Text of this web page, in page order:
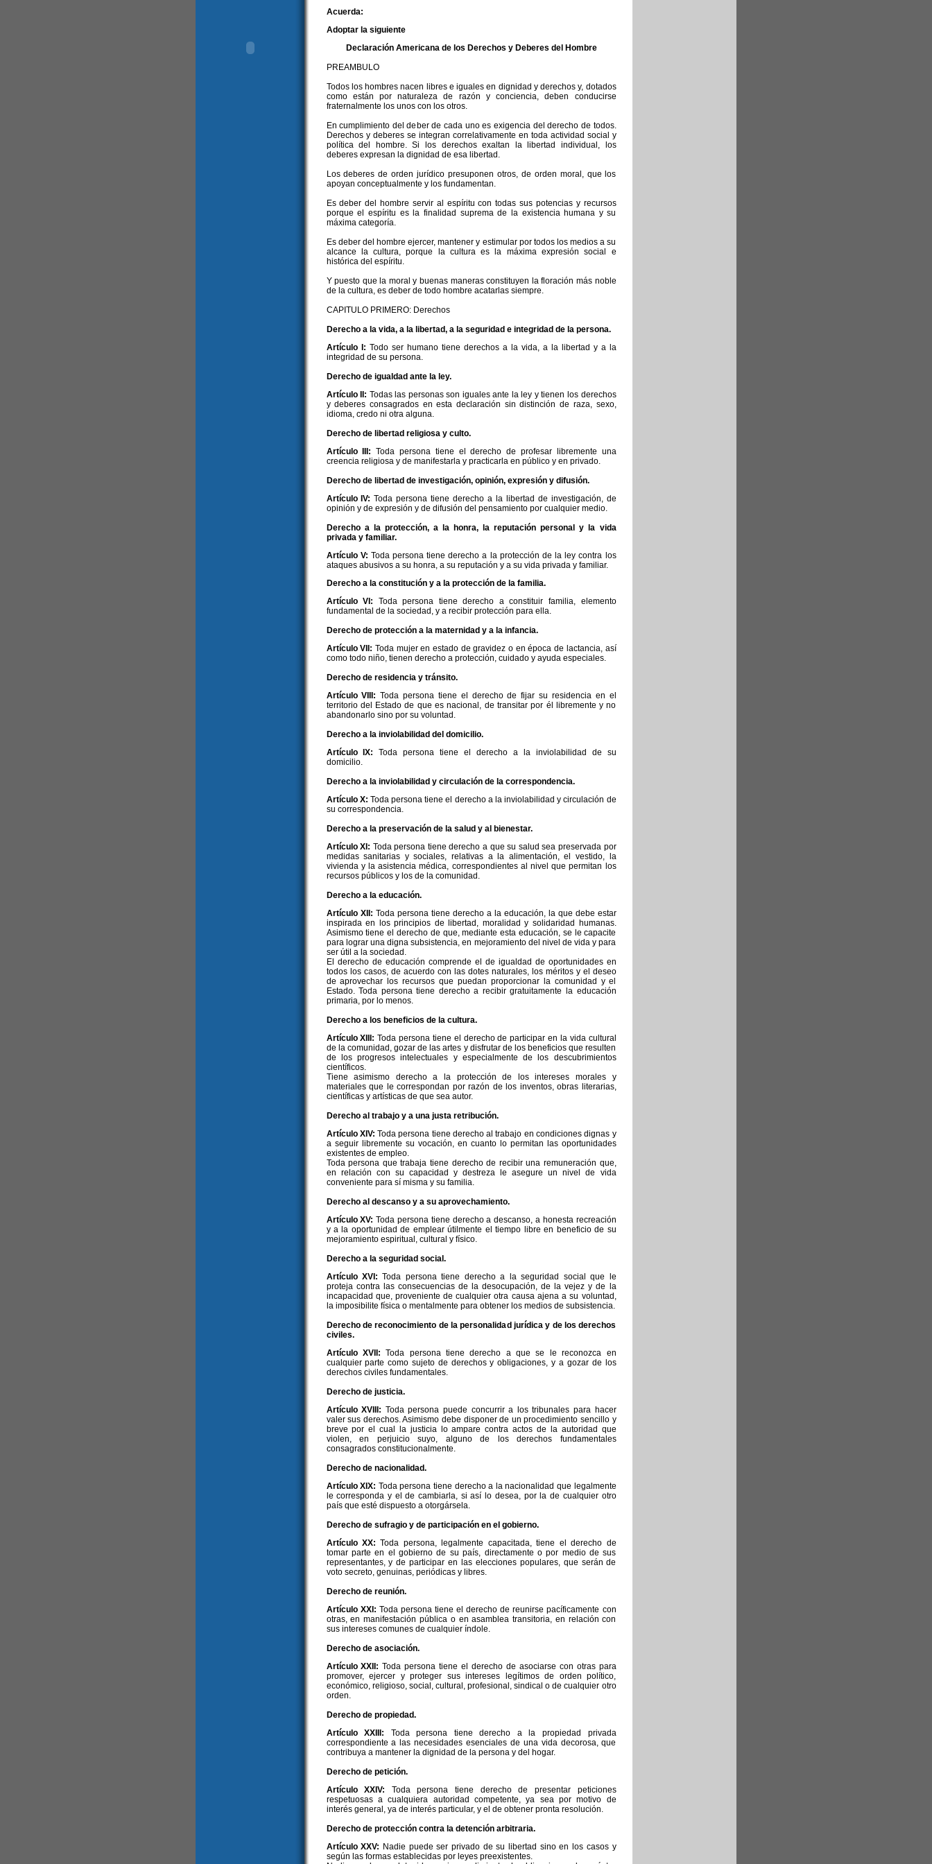
Acuerda:
Adoptar la siguiente
Declaración Americana de los Derechos y Deberes del Hombre
PREAMBULO
Todos los hombres nacen libres e iguales en dignidad y derechos y, dotados
como están por naturaleza de razón y conciencia, deben conducirse
fraternalmente los unos con los otros.
En cumplimiento del deber de cada uno es exigencia del derecho de todos.
Derechos y deberes se integran correlativamente en toda actividad social y
política del hombre. Si los derechos exaltan la libertad individual, los
deberes expresan la dignidad de esa libertad.
Los deberes de orden jurídico presuponen otros, de orden moral, que los
apoyan conceptualmente y los fundamentan.
Es deber del hombre servir al espíritu con todas sus potencias y recursos
porque el espíritu es la finalidad suprema de la existencia humana y su
máxima categoría.
Es deber del hombre ejercer, mantener y estimular por todos los medios a su
alcance la cultura, porque la cultura es la máxima expresión social e
histórica del espíritu.
Y puesto que la moral y buenas maneras constituyen la floración más noble
de la cultura, es deber de todo hombre acatarlas siempre.
CAPITULO PRIMERO: Derechos
Derecho a la vida, a la libertad, a la seguridad e integridad de la persona.
Artículo I: Todo ser humano tiene derechos a la vida, a la libertad y a la
integridad de su persona.
Derecho de igualdad ante la ley.
Artículo II: Todas las personas son iguales ante la ley y tienen los derechos
y deberes consagrados en esta declaración sin distinción de raza, sexo,
idioma, credo ni otra alguna.
Derecho de libertad religiosa y culto.
Artículo III:Toda persona tiene el derecho de profesar libremente una
creencia religiosa y de manifestarla y practicarla en público y en privado.
Derecho de libertad de investigación, opinión, expresión y difusión.
Artículo IV:Toda persona tiene derecho a la libertad de investigación, de
opinión y de expresión y de difusión del pensamiento por cualquier medio.
Derecho a la protección, a la honra, la reputación personal y la vida
privada y familiar.
Artículo V: Toda persona tiene derecho a la protección de la ley contra los
ataques abusivos a su honra, a su reputación y a su vida privada y familiar.
Derecho a la constitución y a la protección de la familia.
Artículo VI: Toda persona tiene derecho a constituir familia, elemento
fundamental de la sociedad, y a recibir protección para ella.
Derecho de protección a la maternidad y a la infancia.
Artículo VII: Toda mujer en estado de gravidez o en época de lactancia, así
como todo niño, tienen derecho a protección, cuidado y ayuda especiales.
Derecho de residencia y tránsito.
Artículo VIII:Toda persona tiene el derecho de fijar su residencia en el
territorio del Estado de que es nacional, de transitar por él libremente y no
abandonarlo sino por su voluntad.
Derecho a la inviolabilidad del domicilio.
Artículo IX:Toda persona tiene el derecho a la inviolabilidad de su
domicilio.
Derecho a la inviolabilidad y circulación de la correspondencia.
Artículo X: Toda persona tiene el derecho a la inviolabilidad y circulación de
su correspondencia.
Derecho a la preservación de la salud y al bienestar.
Artículo XI: Toda persona tiene derecho a que su salud sea preservada por
medidas sanitarias y sociales, relativas a la alimentación, el vestido, la
vivienda y la asistencia médica, correspondientes al nivel que permitan los
recursos públicos y los de la comunidad.
Derecho a la educación.
Artículo XII: Toda persona tiene derecho a la educación, la que debe estar
inspirada en los principios de libertad, moralidad y solidaridad humanas.
Asimismo tiene el derecho de que, mediante esta educación, se le capacite
para lograr una digna subsistencia, en mejoramiento del nivel de vida y para
ser útil a la sociedad.
El derecho de educación comprende el de igualdad de oportunidades en
todos los casos, de acuerdo con las dotes naturales, los méritos y el deseo
de aprovechar los recursos que puedan proporcionar la comunidad y el
Estado. Toda persona tiene derecho a recibir gratuitamente la educación
primaria, por lo menos.
Derecho a los beneficios de la cultura.
Artículo XIII:Toda persona tiene el derecho de participar en la vida cultural
de la comunidad, gozar de las artes y disfrutar de los beneficios que resulten
de los progresos intelectuales y especialmente de los descubrimientos
científicos.
Tiene asimismo derecho a la protección de los intereses morales y
materiales que le correspondan por razón de los inventos, obras literarias,
científicas y artísticas de que sea autor.
Derecho al trabajo y a una justa retribución.
Artículo XIV:Toda persona tiene derecho al trabajo en condiciones dignas y
a seguir libremente su vocación, en cuanto lo permitan las oportunidades
existentes de empleo.
Toda persona que trabaja tiene derecho de recibir una remuneración que,
en relación con su capacidad y destreza le asegure un nivel de vida
conveniente para sí misma y su familia.
Derecho al descanso y a su aprovechamiento.
Artículo XV:Toda persona tiene derecho a descanso, a honesta recreación
y a la oportunidad de emplear útilmente el tiempo libre en beneficio de su
mejoramiento espiritual, cultural y físico.
Derecho a la seguridad social.
Artículo XVI:Toda persona tiene derecho a la seguridad social que le
proteja contra las consecuencias de la desocupación, de la vejez y de la
incapacidad que, proveniente de cualquier otra causa ajena a su voluntad,
la imposibilite física o mentalmente para obtener los medios de subsistencia.
Derecho de reconocimiento de la personalidad jurídica y de los derechos
civiles.
Artículo XVII:Toda persona tiene derecho a que se le reconozca en
cualquier parte como sujeto de derechos y obligaciones, y a gozar de los
derechos civiles fundamentales.
Derecho de justicia.
Artículo XVIII: Toda persona puede concurrir a los tribunales para hacer
valer sus derechos. Asimismo debe disponer de un procedimiento sencillo y
breve por el cual la justicia lo ampare contra actos de la autoridad que
violen, en perjuicio suyo, alguno de los derechos fundamentales
consagrados constitucionalmente.
Derecho de nacionalidad.
Artículo XIX: Toda persona tiene derecho a la nacionalidad que legalmente
le corresponda y el de cambiarla, si así lo desea, por la de cualquier otro
país que esté dispuesto a otorgársela.
Derecho de sufragio y de participación en el gobierno.
Artículo XX:Toda persona, legalmente capacitada, tiene el derecho de
tomar parte en el gobierno de su país, directamente o por medio de sus
representantes, y de participar en las elecciones populares, que serán de
voto secreto, genuinas, periódicas y libres.
Derecho de reunión.
Artículo XXI: Toda persona tiene el derecho de reunirse pacíficamente con
otras, en manifestación pública o en asamblea transitoria, en relación con
sus intereses comunes de cualquier índole.
Derecho de asociación.
Artículo XXII:Toda persona tiene el derecho de asociarse con otras para
promover, ejercer y proteger sus intereses legítimos de orden político,
económico, religioso, social, cultural, profesional, sindical o de cualquier otro
orden.
Derecho de propiedad.
Artículo XXIII: Toda persona tiene derecho a la propiedad privada
correspondiente a las necesidades esenciales de una vida decorosa, que
contribuya a mantener la dignidad de la persona y del hogar.
Derecho de petición.
Artículo XXIV: Toda persona tiene derecho de presentar peticiones
respetuosas a cualquiera autoridad competente, ya sea por motivo de
interés general, ya de interés particular, y el de obtener pronta resolución.
Derecho de protección contra la detención arbitraria.
Artículo XXV: Nadie puede ser privado de su libertad sino en los casos y
según las formas establecidas por leyes preexistentes.